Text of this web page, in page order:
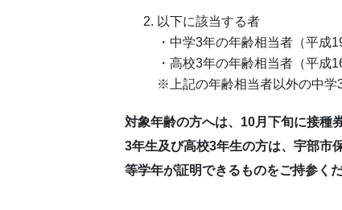
以下に該当する者
・中学3年の年齢相当者（平成
・高校3年の年齢相当者（平成
※上記の年齢相当者以外の中学
対象年齢の方へは、10月下旬に接種
3年生及び高校3年生の方は、宇部市
等学年が証明できるものをご持参くだ